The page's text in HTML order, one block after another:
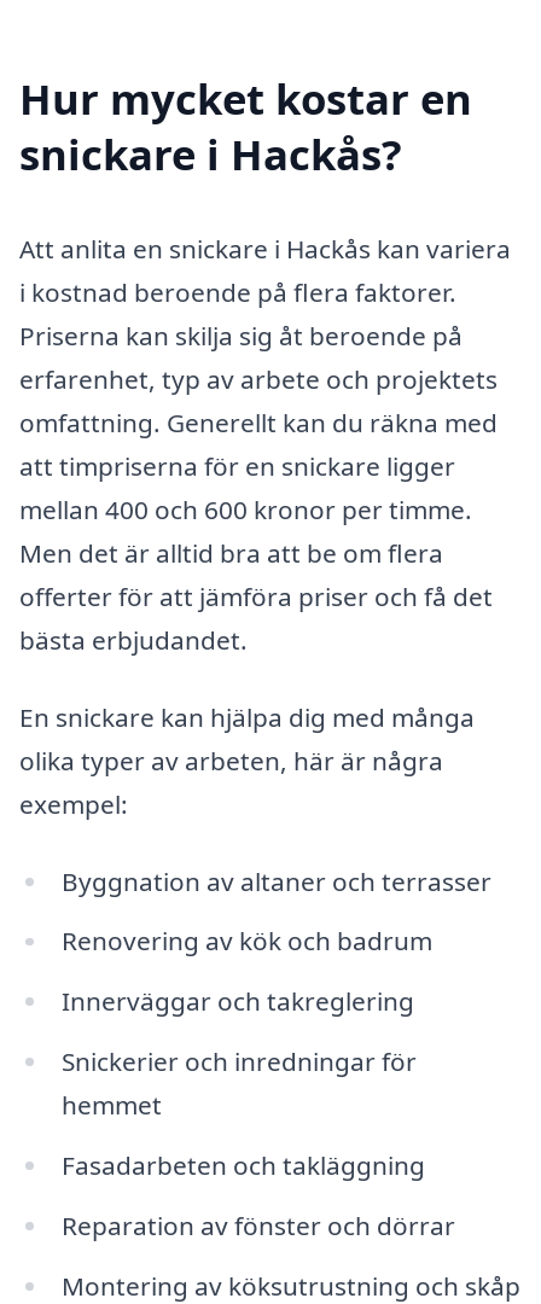
Hur mycket kostar en
snickare i Hackås?
Att anlita en snickare i Hackås kan variera
i kostnad beroende på flera faktorer.
Priserna kan skilja sig åt beroende på
erfarenhet, typ av arbete och projektets
omfattning. Generellt kan du räkna med
att timpriserna för en snickare ligger
mellan 400 och 600 kronor per timme.
Men det är alltid bra att be om flera
offerter för att jämföra priser och få det
bästa erbjudandet.
En snickare kan hjälpa dig med många
olika typer av arbeten, här är några
exempel:
Byggnation av altaner och terrasser
Renovering av kök och badrum
Innerväggar och takreglering
Snickerier och inredningar för
hemmet
Fasadarbeten och takläggning
Reparation av fönster och dörrar
Montering av köksutrustning och skåp